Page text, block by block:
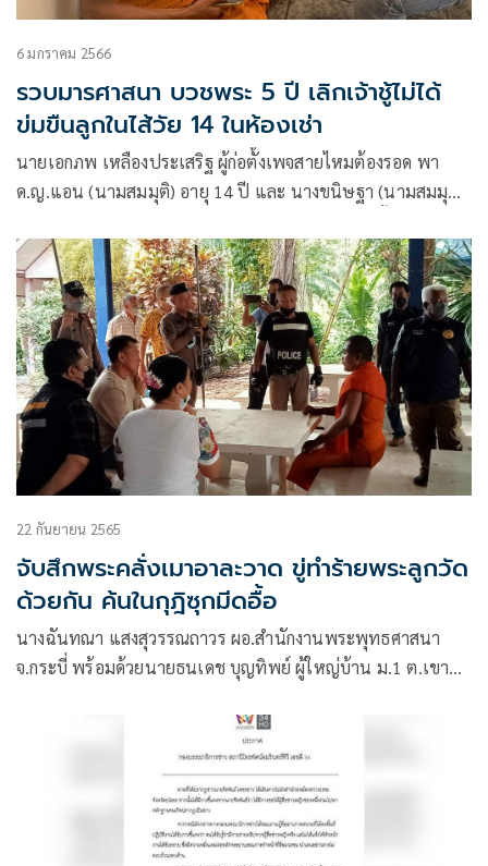
6 มกราคม 2566
รวบมารศาสนา บวชพระ 5 ปี เลิกเจ้าชู้ไม่ได้
ข่มขืนลูกในไส้วัย 14 ในห้องเช่า
นายเอกภพ เหลืองประเสริฐ ผู้ก่อตั้งเพจสายไหมต้องรอด พา
ด.ญ.แอน (นามสมมุติ) อายุ 14 ปี และ นางขนิษฐา (นามสมมุติ)
ผกก.สภ.สำโรงเหนือ เพื่อสอบถามความคืบหน้าของคดี
22 กันยายน 2565
จับสึกพระคลั่งเมาอาละวาด ขู่ทำร้ายพระลูกวัด
ด้วยกัน ค้นในกุฎิซุกมีดอื้อ
นางฉันทณา แสงสุวรรณถาวร ผอ.สำนักงานพระพุทธศาสนา
จ.กระบี่ พร้อมด้วยนายธนเดช บุญทิพย์ ผู้ใหญ่บ้าน ม.1 ต.เขา
และกำลังเจ้าหน้าที่ตำรวจ สภ.อ่าวนาง เข้าทำการควบคุมตัวพระ